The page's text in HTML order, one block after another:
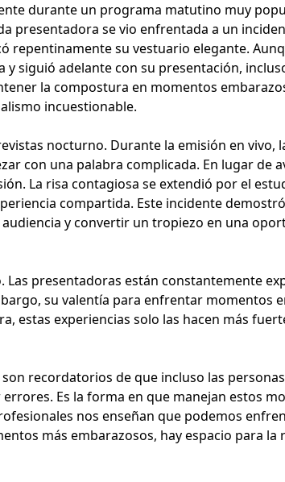
durante un programa matutino muy
presentadora se vio enfrentada a un
repentinamente su vestuario elegante.
siguió adelante con su presentación,
la compostura en momentos
incuestionable.
nocturno. Durante la emisión en vivo,
con una palabra complicada. En lugar de
La risa contagiosa se extendió por el
compartida. Este incidente
y convertir un tropiezo en una
Las presentadoras están constantemente
su valentía para enfrentar momentos
estas experiencias solo las hacen más
recordatorios de que incluso las
Es la forma en que manejan estos
nos enseñan que podemos
más embarazosos, hay espacio para la